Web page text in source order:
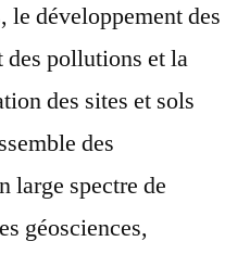
le développement des
des pollutions et la
des sites et sols
des
large spectre de
géosciences,